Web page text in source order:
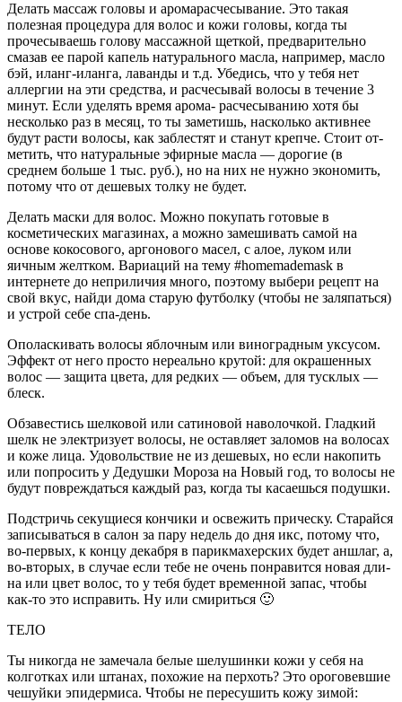
Делать массаж головы и аромарасчесывание. Это такая
полезная процедура для волос и кожи головы, когда ты
прочесываешь голову массаж­ной щеткой, предварительно
смазав ее парой капель натурального масла, например, масло
бэй, иланг-иланга, лаванды и т.д. Убедись, что у тебя нет
аллергии на эти средства, и расчесывай волосы в течение 3
минут. Если уделять время арома- расчесыванию хотя бы
несколько раз в месяц, то ты заметишь, насколько активнее
будут расти волосы, как заблестят и станут крепче. Стоит от­
метить, что натуральные эфирные масла — дорогие (в
среднем больше 1 тыс. руб.), но на них не нужно экономить,
потому что от дешевых толку не будет.
Делать маски для волос. Можно покупать готовые в
косметических магазинах, а можно замешивать самой на
основе кокосового, аргонового масел, с алое, луком или
яичным желтком. Вариаций на тему #homemademask в
интернете до непри­личия много, поэтому выбери рецепт на
свой вкус, найди дома старую футболку (чтобы не заляпаться)
и устрой себе спа-день.
Ополаскивать волосы яблочным или виноградным уксусом.
Эффект от него просто нереально крутой: для окрашенных
волос — защита цвета, для редких — объем, для тусклых —
блеск.
Обзавестись шелковой или сатиновой наволоч­кой. Гладкий
шелк не электризует волосы, не остав­ляет заломов на волосах
и коже лица. Удовольствие не из дешевых, но если накопить
или попросить у Дедушки Мороза на Новый год, то волосы не
бу­дут повреждаться каждый раз, когда ты касаешься подушки.
Подстричь секущиеся кончики и освежить приче­ску. Старайся
записываться в салон за пару недель до дня икс, потому что,
во-первых, к концу декабря в парикмахерских будет аншлаг, а,
во-вторых, в случае если тебе не очень понравится новая дли­
на или цвет волос, то у тебя будет временной запас, чтобы
как-то это исправить. Ну или смириться 🙂
ТЕЛО
Ты никогда не замечала белые шелушинки кожи у себя на
колготках или штанах, похожие на пер­хоть? Это ороговевшие
чешуйки эпидермиса. Чтобы не пересушить кожу зимой: